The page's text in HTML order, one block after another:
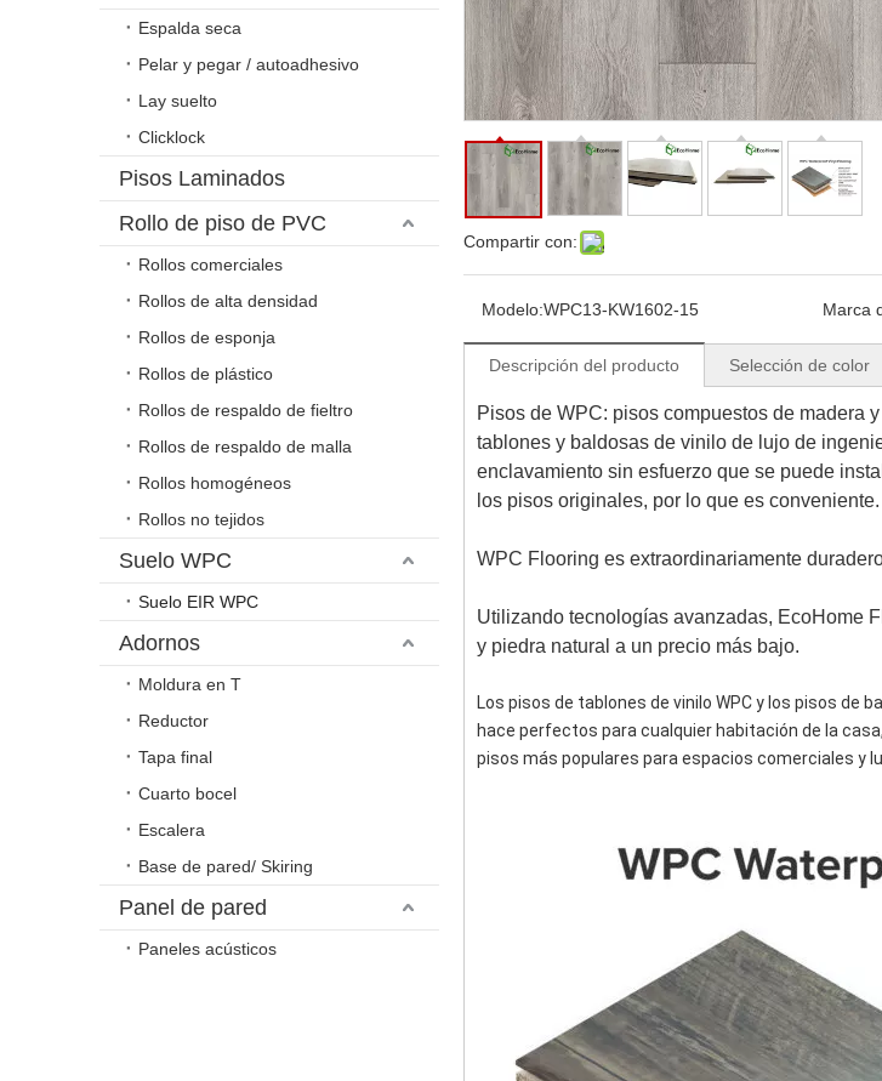
Espalda seca
Pelar y pegar / autoadhesivo
Lay suelto
Clicklock
Pisos Laminados
Rollo de piso de PVC
Rollos comerciales
Rollos de alta densidad
Rollos de esponja
Rollos de plástico
Rollos de respaldo de fieltro
Rollos de respaldo de malla
Rollos homogéneos
Rollos no tejidos
Suelo WPC
Suelo EIR WPC
Adornos
Moldura en T
Reductor
Tapa final
Cuarto bocel
Escalera
Base de pared/ Skiring
Panel de pared
Paneles acústicos
Compartir con:
Modelo:WPC13-KW1602-15 Marca
Descripción del producto Selección de color
Pisos de WPC: pisos compuestos de madera
tablones y baldosas de vinilo de lujo de
enclavamiento sin esfuerzo que se puede
los pisos originales, por lo que es conveniente.
WPC Flooring es extraordinariamente
Utilizando tecnologías avanzadas, EcoHome
y piedra natural a un precio más bajo.
Los pisos de tablones de vinilo WPC y los pisos de
hace perfectos para cualquier habitación de la
pisos más populares para espacios comerciales y